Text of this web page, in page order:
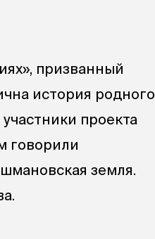
призванный
история родного
проекта
говорили
земля.